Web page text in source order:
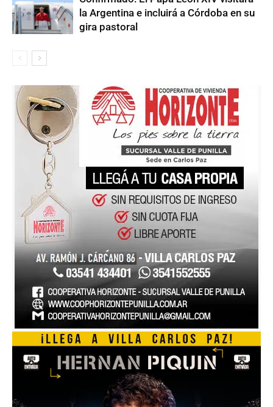
la Argentina e incluirá a Córdoba en su
gira pastoral